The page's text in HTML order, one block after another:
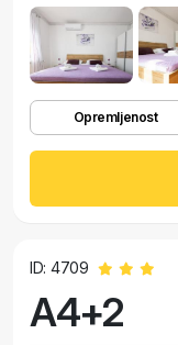
Opremljenost
ID: 4709
A4+2